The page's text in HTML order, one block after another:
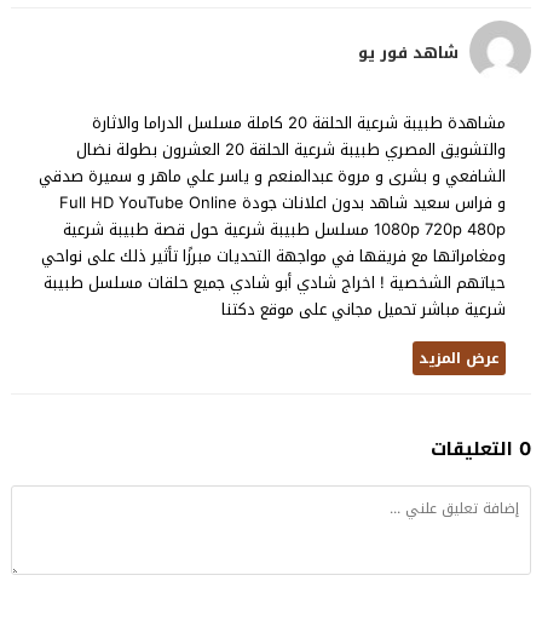
شاهد فور يو
مشاهدة طبيبة شرعية الحلقة 20 كاملة مسلسل الدراما والاثارة
والتشويق المصري طبيبة شرعية الحلقة 20 العشرون بطولة نضال
الشافعي و بشرى و مروة عبدالمنعم و ياسر علي ماهر و سميرة صدقي
و فراس سعيد شاهد بدون اعلانات جودة Full HD YouTube Online
1080p 720p 480p مسلسل طبيبة شرعية حول قصة طبيبة شرعية
ومغامراتها مع فريقها في مواجهة التحديات مبرزًا تأثير ذلك على نواحي
حياتهم الشخصية ! اخراج شادي أبو شادي جميع حلقات مسلسل طبيبة
شرعية مباشر تحميل مجاني على موقع دكتنا
عرض المزيد
0 التعليقات